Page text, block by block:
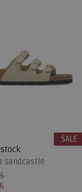
sandcastle
SALE